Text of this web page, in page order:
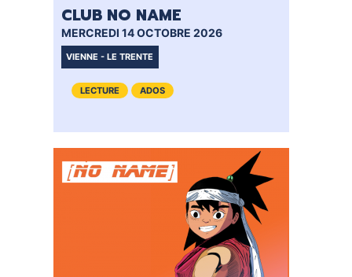
CRÉATHÈQUE
JOUER EN BIBLIOTHÈQUES
MAO - MUSIQUE ASSISTÉE PAR
ORDINATEUR
PORTAGE À DOMICILE
BOÎTES DE RETOUR 24H/24
DOCUMENTS
PROLONGER - RÉSERVER
EN CAS DE RETARD
MON COMPTE LECTEUR
POUR LES PROS
CLUB NO NAME
MERCREDI 14 OCTOBRE 2026
VIENNE - LE TRENTE
LECTURE ADOS